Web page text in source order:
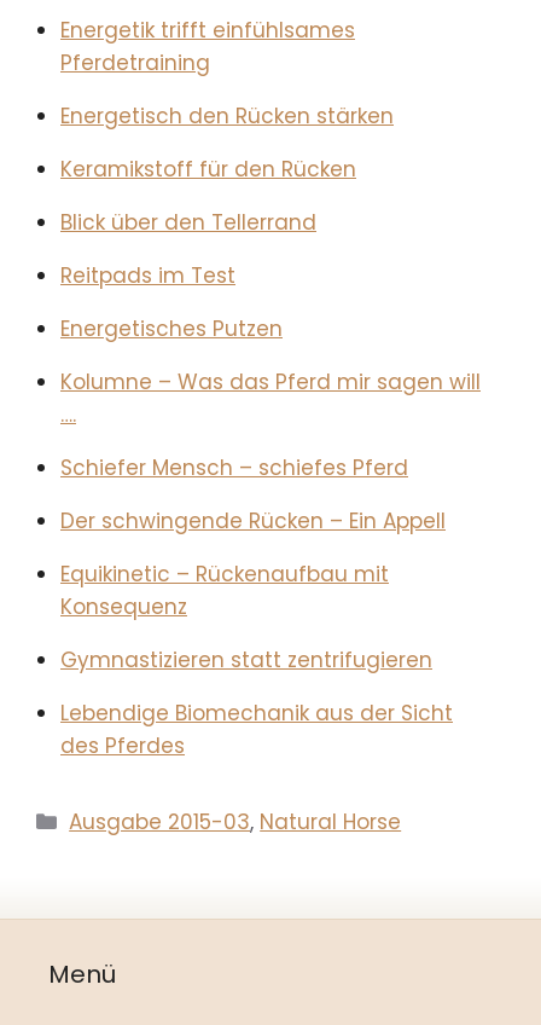
Energetik trifft einfühlsames
Pferdetraining
Energetisch den Rücken stärken
Keramikstoff für den Rücken
Blick über den Tellerrand
Reitpads im Test
Energetisches Putzen
Kolumne – Was das Pferd mir sagen will
….
Schiefer Mensch – schiefes Pferd
Der schwingende Rücken – Ein Appell
Equikinetic – Rückenaufbau mit
Konsequenz
Gymnastizieren statt zentrifugieren
Lebendige Biomechanik aus der Sicht
des Pferdes
Kategorien
Ausgabe 2015-03, Natural Horse
Menü